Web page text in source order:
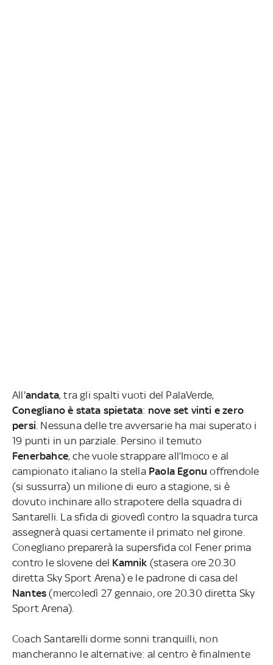
All'andata, tra gli spalti vuoti del PalaVerde,
Conegliano è stata spietata: nove set vinti e zero
persi. Nessuna delle tre avversarie ha mai superato i
19 punti in un parziale. Persino il temuto
Fenerbahce, che vuole strappare all’Imoco e al
campionato italiano la stella Paola Egonuoffrendole
(si sussurra) un milione di euro a stagione, si è
dovuto inchinare allo strapotere della squadra di
Santarelli. La sfida di giovedì contro la squadra turca
assegnerà quasi certamente il primato nel girone.
Conegliano preparerà la supersfida col Fener prima
contro le slovene del Kamnik (stasera ore 20.30
diretta Sky Sport Arena) e le padrone di casa del
Nantes (mercoledì 27 gennaio, ore 20.30 diretta Sky
Sport Arena).
Coach Santarelli dorme sonni tranquilli, non
mancheranno le alternative: al centro è finalmente